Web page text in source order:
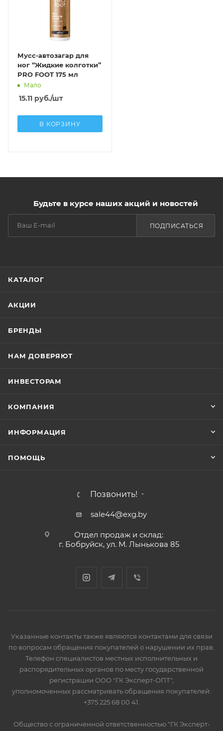
Мусс-автозагар для
ног “Жидкие колготки”
PRO FOOT 175 мл
Мало
15.11 руб./шт
В КОРЗИНУ
Будьте в курсе наших акций и новостей
ПОДПИСАТЬСЯ
КАТАЛОГ
АКЦИИ
БРЕНДЫ
НАМ ДОВЕРЯЮТ
ИНВЕСТОРАМ
КОМПАНИЯ
ИНФОРМАЦИЯ
ПОМОЩЬ
Позвонить!
sale44@exg.by
Отдел продаж и склад:
г. Бобруйск, ул. М. Лынькова 85
Указанные контакты также являются контактами для связи
по вопросам обращения покупателей о нарушении их прав.
Телефон специалистов местных исполнительных и
распорядительных органов по месту государственной
регистрации ООО "ГК Эксперт-ОПТ",
уполномоченных рассматривать обращения покупателей:
+375 225 68 00 41.
Общество с ограниченной ответственностью "ГК Эксперт-